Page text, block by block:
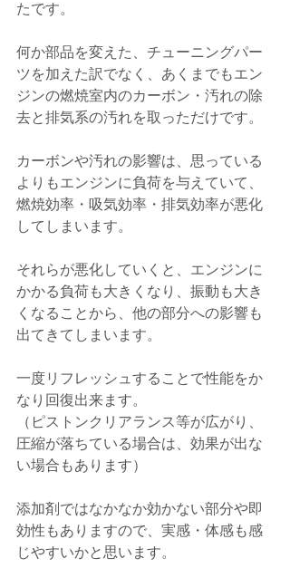
たです。
何か部品を変えた、チューニングパー
ツを加えた訳でなく、あくまでもエン
ジンの燃焼室内のカーボン・汚れの除
去と排気系の汚れを取っただけです。
カーボンや汚れの影響は、思っている
よりもエンジンに負荷を与えていて、
燃焼効率・吸気効率・排気効率が悪化
してしまいます。
それらが悪化していくと、エンジンに
かかる負荷も大きくなり、振動も大き
くなることから、他の部分への影響も
出てきてしまいます。
一度リフレッシュすることで性能をか
なり回復出来ます。
（ピストンクリアランス等が広がり、
圧縮が落ちている場合は、効果が出な
い場合もあります）
添加剤ではなかなか効かない部分や即
効性もありますので、実感・体感も感
じやすいかと思います。